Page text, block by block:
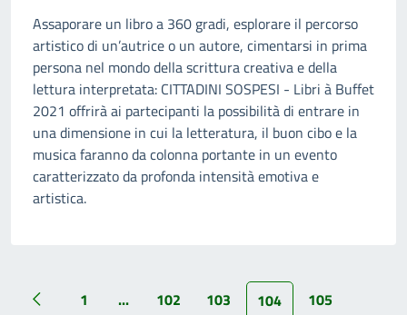
Assaporare un libro a 360 gradi, esplorare il percorso
artistico di un’autrice o un autore, cimentarsi in prima
persona nel mondo della scrittura creativa e della
lettura interpretata: CITTADINI SOSPESI - Libri à Buffet
2021 offrirà ai partecipanti la possibilità di entrare in
una dimensione in cui la letteratura, il buon cibo e la
musica faranno da colonna portante in un evento
caratterizzato da profonda intensità emotiva e
artistica.
1 ... 102 103 104
105